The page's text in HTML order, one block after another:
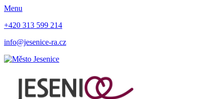
Menu
+420 313 599 214
info@jesenice-ra.cz